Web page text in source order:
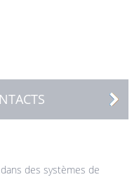
des systèmes de